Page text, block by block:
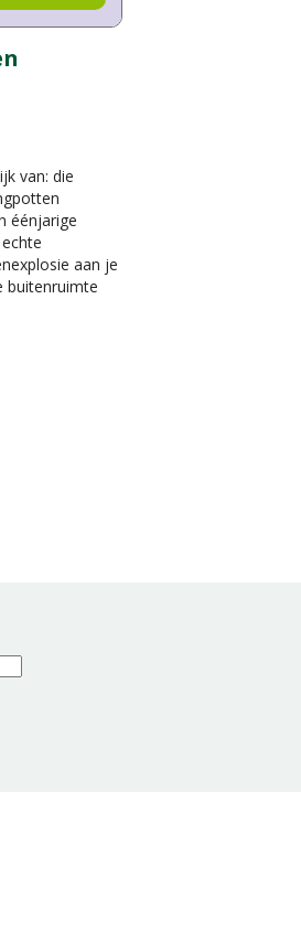
van: die
éénjarige
aan je
buitenruimte